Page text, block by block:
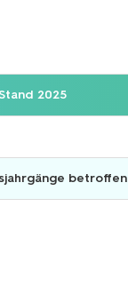
2025
betroffen